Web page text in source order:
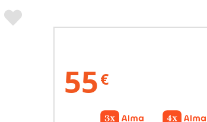
55€